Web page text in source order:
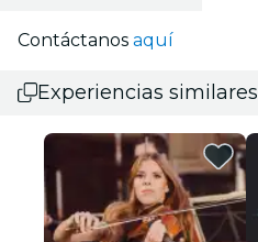
Contáctanos aquí
Experiencias similares